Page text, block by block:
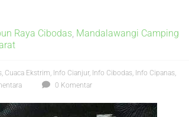
Raya Cibodas, Mandalawangi Camping
, Cuaca Ekstrim, Info Cianjur, Info Cibodas, Info Cipanas,
0 Komentar